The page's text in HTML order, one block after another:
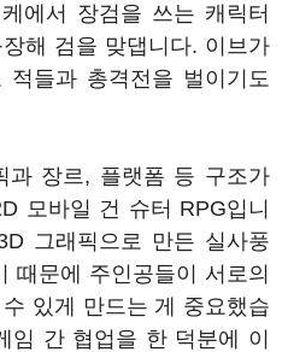
에서 장검을 쓰는 캐릭터
해 검을 맞댑니다. 이브가
적들과 총격전을 벌이기도
과 장르, 플랫폼 등 구조가
모바일 건 슈터 RPG입니
그래픽으로 만든 실사풍
때문에 주인공들이 서로의
있게 만드는 게 중요했습
임 간 협업을 한 덕분에 이